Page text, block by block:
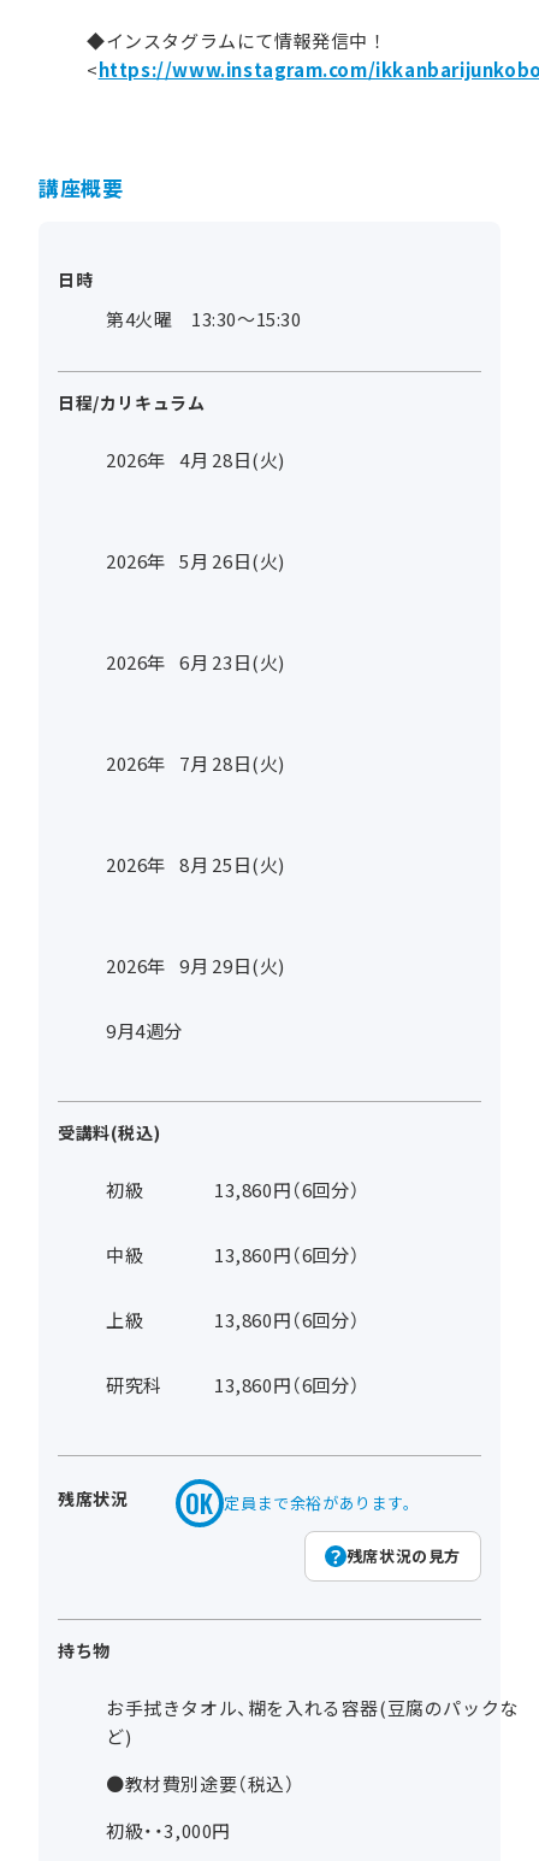
◆インスタグラムにて情報発信中！
<https://www.instagram.com/
講座概要
日時
第4火曜 13:30～15:30
日程/カリキュラム
2026年 4月 28日(火)
2026年 5月 26日(火)
2026年 6月 23日(火)
2026年 7月 28日(火)
2026年 8月 25日(火)
2026年 9月 29日(火)
9月4週分
受講料(税込)
初級 13,860円（6回分）
中級 13,860円（6回分）
上級 13,860円（6回分）
研究科 13,860円（6回分）
残席状況 定員まで余裕があります。
残席状況の見方
持ち物
お手拭きタオル、糊を入れる容器(豆腐のパックな
ど)
●教材費別途要（税込）
初級・・3,000円